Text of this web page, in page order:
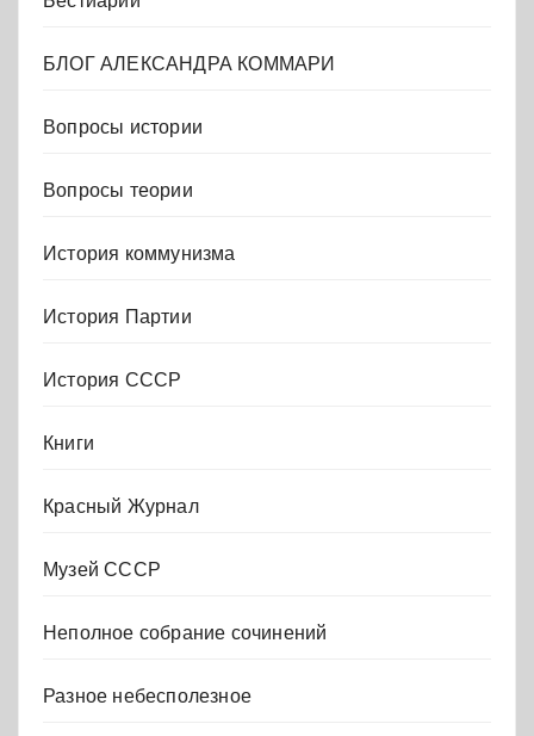
БЛОГ АЛЕКСАНДРА КОММАРИ
Вопросы истории
Вопросы теории
История коммунизма
История Партии
История СССР
Книги
Красный Журнал
Музей СССР
Неполное собрание сочинений
Разное небесполезное